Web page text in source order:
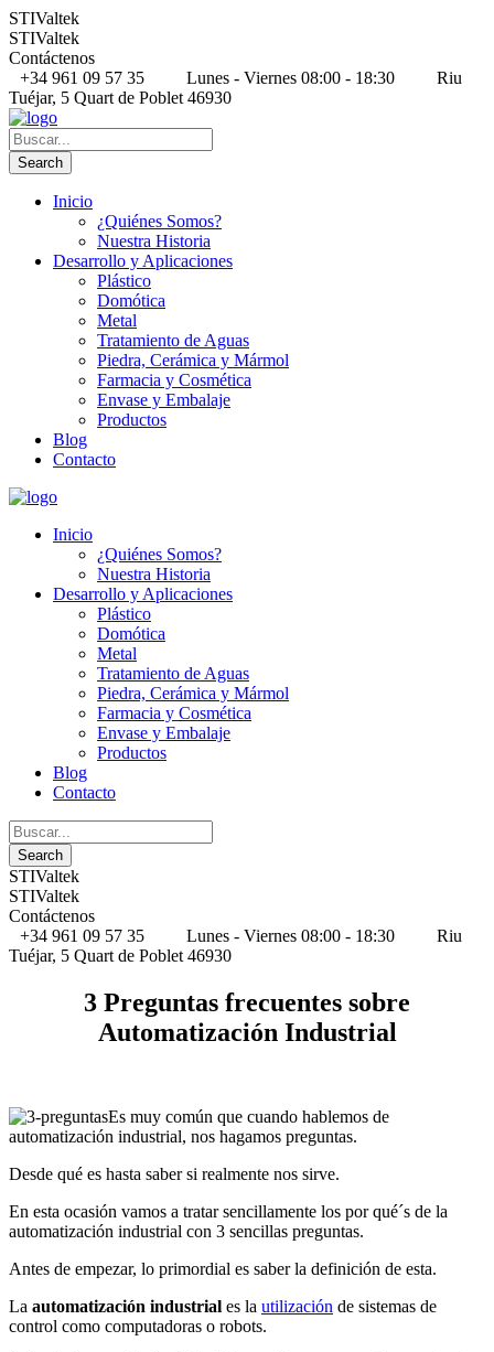
STIValtek
STIValtek
Contáctenos
+34 961 09 57 35
Lunes - Viernes 08:00 - 18:30
Riu
Tuéjar, 5 Quart de Poblet 46930
Inicio
¿Quiénes Somos?
Nuestra Historia
Desarrollo y Aplicaciones
Plástico
Domótica
Metal
Tratamiento de Aguas
Piedra, Cerámica y Mármol
Farmacia y Cosmética
Envase y Embalaje
Productos
Blog
Contacto
Inicio
¿Quiénes Somos?
Nuestra Historia
Desarrollo y Aplicaciones
Plástico
Domótica
Metal
Tratamiento de Aguas
Piedra, Cerámica y Mármol
Farmacia y Cosmética
Envase y Embalaje
Productos
Blog
Contacto
STIValtek
STIValtek
Contáctenos
+34 961 09 57 35
Lunes - Viernes 08:00 - 18:30
Riu
Tuéjar, 5 Quart de Poblet 46930
3 Preguntas frecuentes sobre
Automatización Industrial
Es muy común que cuando hablemos de
automatización industrial, nos hagamos preguntas.
Desde qué es hasta saber si realmente nos sirve.
En esta ocasión vamos a tratar sencillamente los por qué´s de la
automatización industrial con 3 sencillas preguntas.
Antes de empezar, lo primordial es saber la definición de esta.
La automatización industrial es la utilización de sistemas de
control como computadoras o robots.